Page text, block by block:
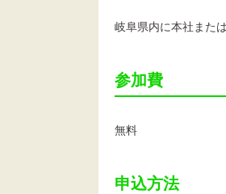
岐阜県内に本社また
参加費
無料
申込方法